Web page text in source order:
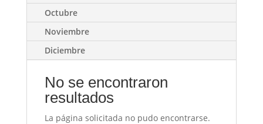
Octubre
Noviembre
Diciembre
No se encontraron
resultados
La página solicitada no pudo encontrarse.